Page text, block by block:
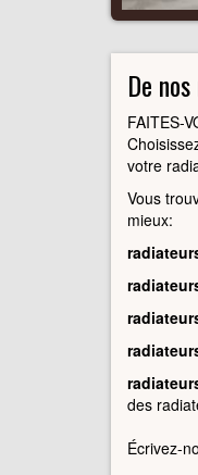
De
FAITES-
votre
Vous
mieux:
des
Écrivez-